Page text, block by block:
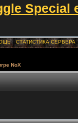
СТАТИСТИКА СЕРВЕРА
NoX